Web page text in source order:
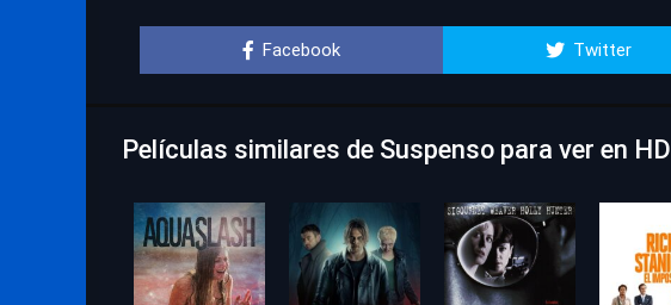
Facebook Twitter
Películas similares de Suspenso para ver en HD